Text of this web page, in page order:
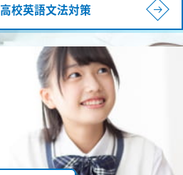
高校英語文法対策